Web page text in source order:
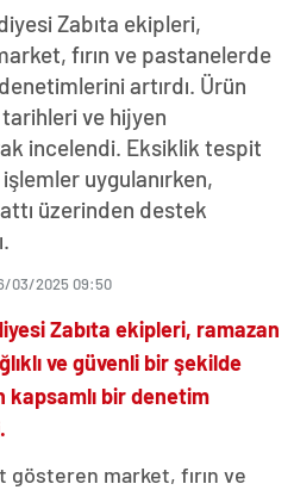
Zabıta ekipleri,
fırın ve pastanelerde
artırdı. Ürün
ve hijyen
incelendi. Eksiklik tespit
uygulanırken,
üzerinden destek
03/2025 09:50
Zabıta ekipleri, ramazan
ve güvenli bir şekilde
kapsamlı bir denetim
market, fırın ve